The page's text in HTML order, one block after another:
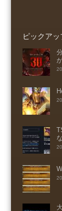
ピックア